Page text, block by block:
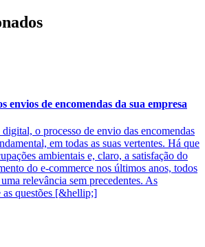
envios de encomendas da sua empresa
o processo de envio das encomendas
em todas as suas vertentes. Há que
ambientais e, claro, a satisfação do
do e-commerce nos últimos anos, todos
relevância sem precedentes. As
as questões [&hellip;]